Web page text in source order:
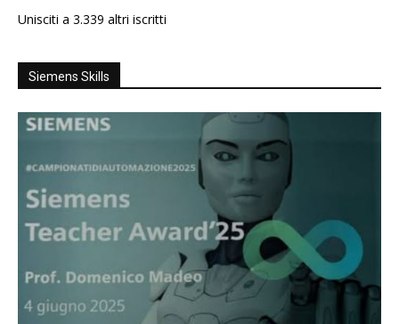
Unisciti a 3.339 altri iscritti
Siemens Skills